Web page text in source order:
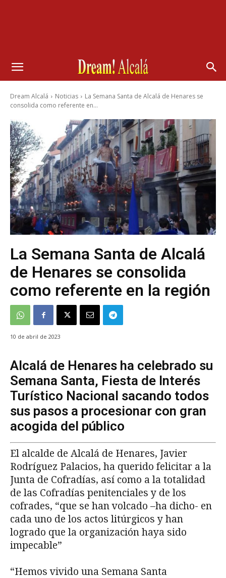
Dream Alcalá Noticias
La Semana Santa de Alcalá de Henares se
consolida como referente en...
La Semana Santa de Alcalá
de Henares se consolida
como referente en la región
10 de abril de 2023
Alcalá de Henares ha celebrado su
Semana Santa, Fiesta de Interés
Turístico Nacional sacando todos
sus pasos a procesionar con gran
acogida del público
El alcalde de Alcalá de Henares, Javier
Rodríguez Palacios, ha querido felicitar a la
Junta de Cofradías, así como a la totalidad
de las Cofradías penitenciales y de los
cofrades, “que se han volcado –ha dicho- en
cada uno de los actos litúrgicos y han
logrado que la organización haya sido
impecable”
“Hemos vivido una Semana Santa